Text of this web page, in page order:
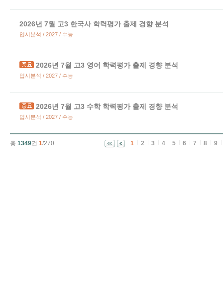
2026년 7월 고3 한국사 학력평가 출제 경향 분석
입시분석 / 2027 / 수능
2026년 7월 고3 영어 학력평가 출제 경향 분석
입시분석 / 2027 / 수능
2026년 7월 고3 수학 학력평가 출제 경향 분석
입시분석 / 2027 / 수능
총 1349건 1/270 1 2 3 4 5 6 7 8 9